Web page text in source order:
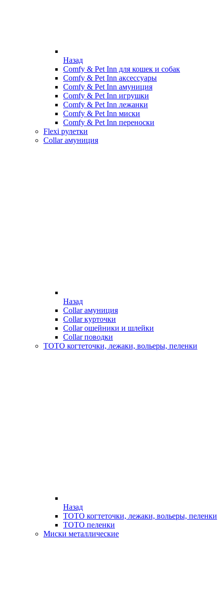
Назад
Comfy & Pet Inn для кошек и собак
Comfy & Pet Inn аксессуары
Comfy & Pet Inn амуниция
Comfy & Pet Inn игрушки
Comfy & Pet Inn лежанки
Comfy & Pet Inn миски
Comfy & Pet Inn переноски
Flexi рулетки
Collar амуниция
Назад
Collar амуниция
Collar курточки
Collar ошейники и шлейки
Collar поводки
ТОТО когтеточки, лежаки, вольеры, пеленки
Назад
ТОТО когтеточки, лежаки, вольеры, пеленки
ТОТО пеленки
Миски металлические